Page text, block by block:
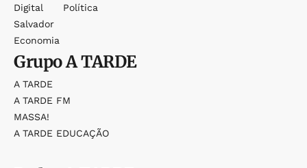
Digital
Salvador
Economia
Política
GrupoA TARDE
A TARDE
A TARDE FM
MASSA!
A TARDE EDUCAÇÃO